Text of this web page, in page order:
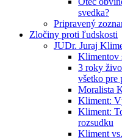
svedka?
Pripravený
Zločiny proti ľudskosti
JUDr. Juraj
Klimentov
3 roky
všetko pre
Moralista
Kliment:
Kliment:
rozsudku
Kliment